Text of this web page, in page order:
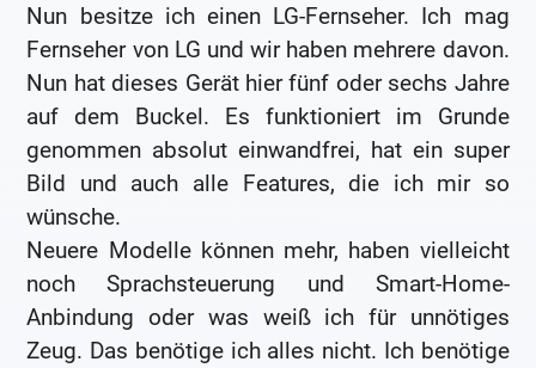
Nun besitze ich einen LG-Fernseher. Ich mag
Fernseher von LG und wir haben mehrere davon.
Nun hat dieses Gerät hier fünf oder sechs Jahre
auf dem Buckel. Es funktioniert im Grunde
genommen absolut einwandfrei, hat ein super
Bild und auch alle Features, die ich mir so
wünsche.
Neuere Modelle können mehr, haben vielleicht
noch Sprachsteuerung und Smart-Home-
Anbindung oder was weiß ich für unnötiges
Zeug. Das benötige ich alles nicht. Ich benötige